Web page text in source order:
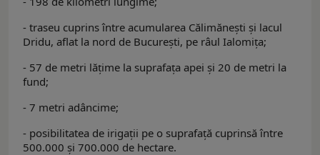
- traseu cuprins între acumularea Călimănești și lacul
Dridu, aflat la nord de București, pe râul Ialomița;
- 57 de metri lățime la suprafața apei şi 20 de metri la
fund;
- 7 metri adâncime;
- posibilitatea de irigații pe o suprafaţă cuprinsă între
500.000 şi 700.000 de hectare.